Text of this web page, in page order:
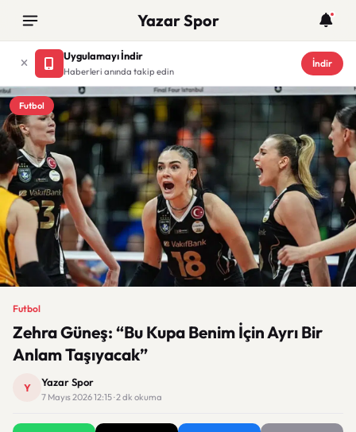
Yazar Spor
Uygulamayı İndir
Haberleri anında takip edin
İndir
Futbol
Futbol
Zehra Güneş: “Bu Kupa Benim İçin Ayrı Bir
Anlam Taşıyacak”
Y Yazar Spor
7 Mayıs 2026 12:15 · 2 dk okuma